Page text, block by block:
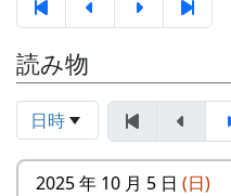
読み物
日時
2025 年 10 月 5 日 (日)